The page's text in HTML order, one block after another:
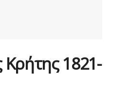
1821-